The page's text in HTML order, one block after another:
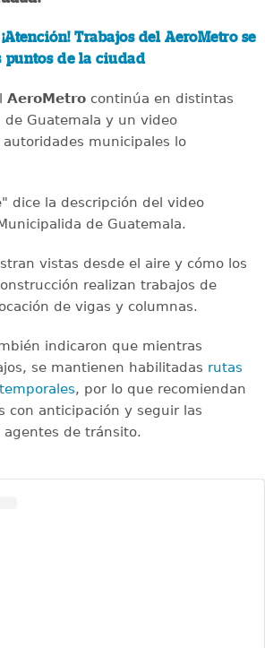
¡Atención! Trabajos del AeroMetro se
puntos de la ciudad
AeroMetrocontinúa en distintas
de Guatemala y un video
municipales lo
dice la descripción del video
de Guatemala.
vistas desde el aire y cómo los
realizan trabajos de
de vigas y columnas.
indicaron que mientras
se mantienen habilitadas rutas
, por lo que recomiendan
con anticipación y seguir las
agentes de tránsito.